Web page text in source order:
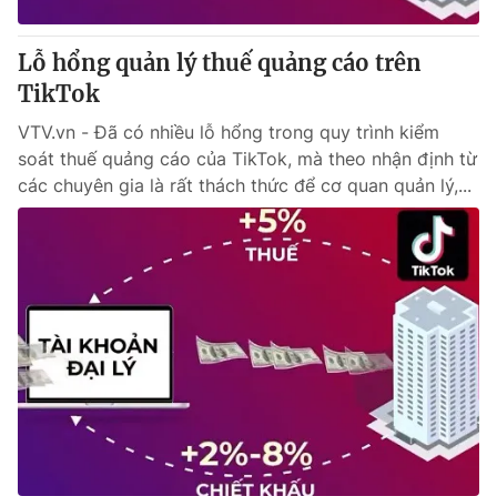
Lỗ hổng quản lý thuế quảng cáo trên
TikTok
VTV.vn - Đã có nhiều lỗ hổng trong quy trình kiểm
soát thuế quảng cáo của TikTok, mà theo nhận định từ
các chuyên gia là rất thách thức để cơ quan quản lý,...